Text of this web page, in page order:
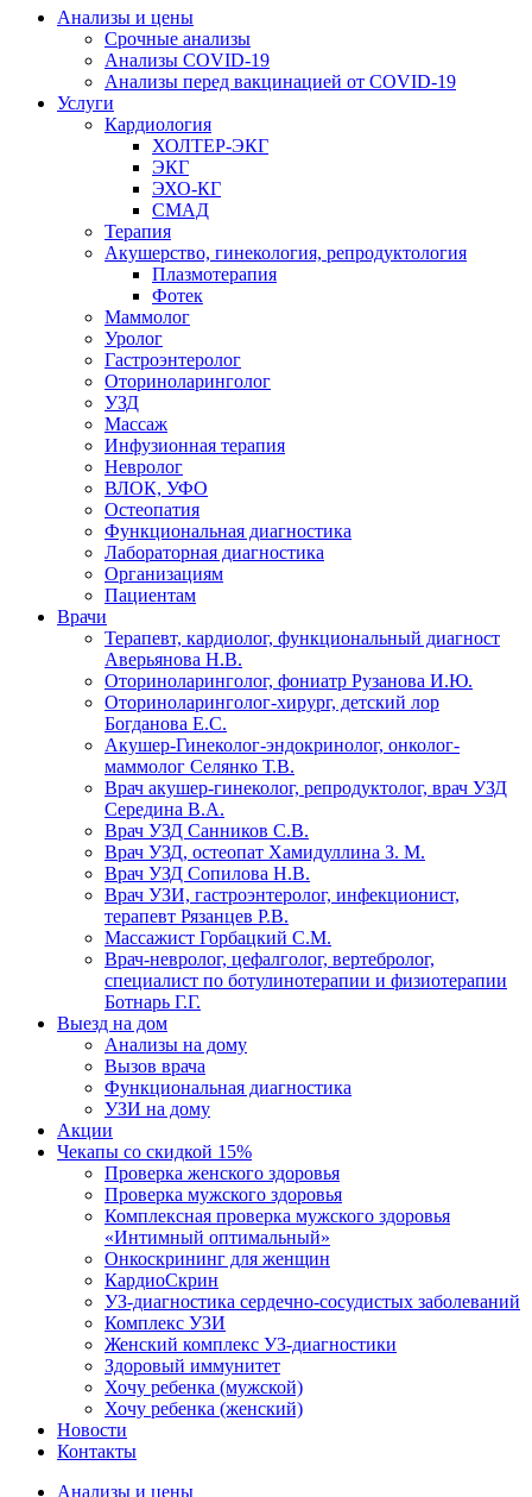
Анализы и цены
Срочные анализы
Анализы COVID-19
Анализы перед вакцинацией от COVID-19
Услуги
Кардиология
ХОЛТЕР-ЭКГ
ЭКГ
ЭХО-КГ
СМАД
Терапия
Акушерство, гинекология, репродуктология
Плазмотерапия
Фотек
Маммолог
Уролог
Гастроэнтеролог
Оториноларинголог
УЗД
Массаж
Инфузионная терапия
Невролог
ВЛОК, УФО
Остеопатия
Функциональная диагностика
Лабораторная диагностика
Организациям
Пациентам
Врачи
Терапевт, кардиолог, функциональный диагност
Аверьянова Н.В.
Оториноларинголог, фониатр Рузанова И.Ю.
Оториноларинголог-хирург, детский лор
Богданова Е.С.
Акушер-Гинеколог-эндокринолог, онколог-
маммолог Селянко Т.В.
Врач акушер-гинеколог, репродуктолог, врач УЗД
Середина В.А.
Врач УЗД Санников С.В.
Врач УЗД, остеопат Хамидуллина З. М.
Врач УЗД Сопилова Н.В.
Врач УЗИ, гастроэнтеролог, инфекционист,
терапевт Рязанцев Р.В.
Массажист Горбацкий С.М.
Врач-невролог, цефалголог, вертебролог,
специалист по ботулинотерапии и физиотерапии
Ботнарь Г.Г.
Выезд на дом
Анализы на дому
Вызов врача
Функциональная диагностика
УЗИ на дому
Акции
Чекапы со скидкой 15%
Проверка женского здоровья
Проверка мужского здоровья
Комплексная проверка мужского здоровья
«Интимный оптимальный»
Онкоcкрининг для женщин
КардиоСкрин
УЗ-диагностика сердечно-сосудистых заболеваний
Комплекс УЗИ
Женский комплекс УЗ-диагностики
Здоровый иммунитет
Хочу ребенка (мужской)
Хочу ребенка (женский)
Новости
Контакты
Анализы и цены